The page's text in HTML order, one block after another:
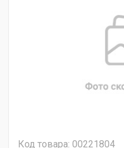
Код товара: 00221804